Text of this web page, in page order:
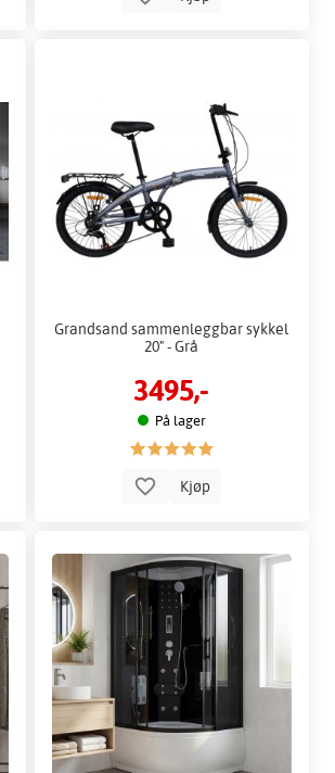
Grandsand sammenleggbar sykkel
20" - Grå
3495,-
På lager
Kjøp